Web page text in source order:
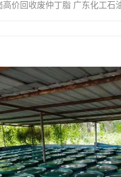
高价回收废仲丁脂 广东化工石